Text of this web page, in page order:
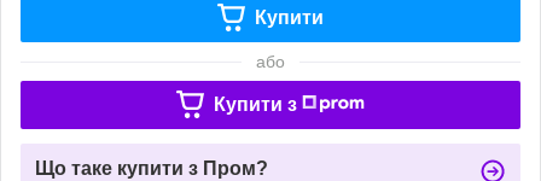
Купити
або
Купити з
Що таке купити з Пром?